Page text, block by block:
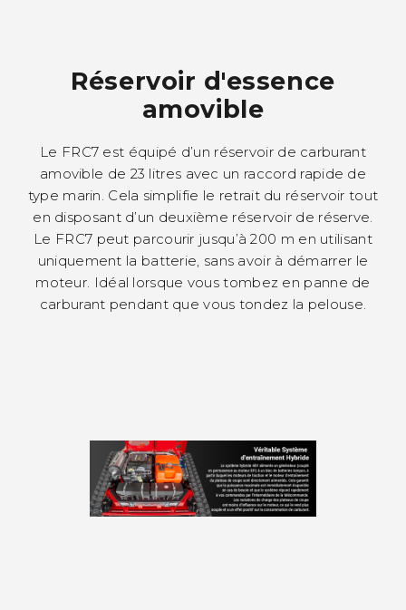
Réservoir d'essence
amovible
Le FRC7 est équipé d’un réservoir de carburant
amovible de 23 litres avec un raccord rapide de
type marin. Cela simplifie le retrait du réservoir tout
en disposant d’un deuxième réservoir de réserve.
Le FRC7 peut parcourir jusqu’à 200 m en utilisant
uniquement la batterie, sans avoir à démarrer le
moteur. Idéal lorsque vous tombez en panne de
carburant pendant que vous tondez la pelouse.